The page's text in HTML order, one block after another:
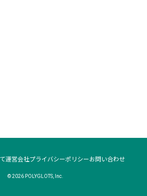
運営会社プライバシーポリシーお問い合わせ
© 2026 POLYGLOTS, Inc.